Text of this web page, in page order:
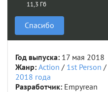
11,3 Гб
Спасибо
Год выпуска: 17 мая 2018
Жанр: Action / 1st Person /
2018 года
Разработчик: Empyrean